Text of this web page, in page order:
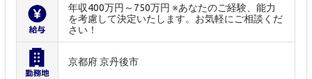
年収400万円～750万円 ※あなたのご経験、能力
を考慮して決定いたします。お気軽にご相談くだ
さい！
京都府 京丹後市